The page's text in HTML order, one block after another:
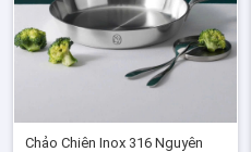
Chảo Chiên Inox 316 Nguyên